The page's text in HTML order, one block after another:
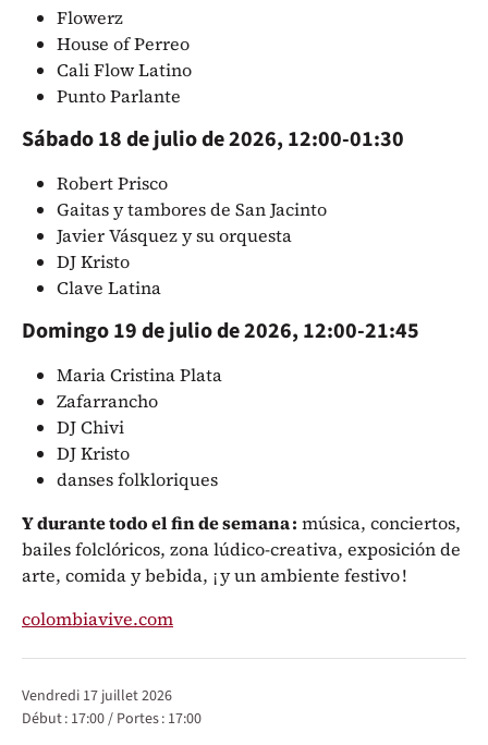
Flowerz
House of Perreo
Cali Flow Latino
Punto Parlante
Sábado 18 de julio de 2026, 12:00-01:30
Robert Prisco
Gaitas y tambores de San Jacinto
Javier Vásquez y su orquesta
DJ Kristo
Clave Latina
Domingo 19 de julio de 2026, 12:00-21:45
Maria Cristina Plata
Zafarrancho
DJ Chivi
DJ Kristo
danses folkloriques
Y durante todo el fin de semana : música, conciertos,
bailes folclóricos, zona lúdico-creativa, exposición de
arte, comida y bebida, ¡ y un ambiente festivo !
colombiavive.com
vendredi 17 juillet 2026
Début : 17:00/ Portes : 17:00